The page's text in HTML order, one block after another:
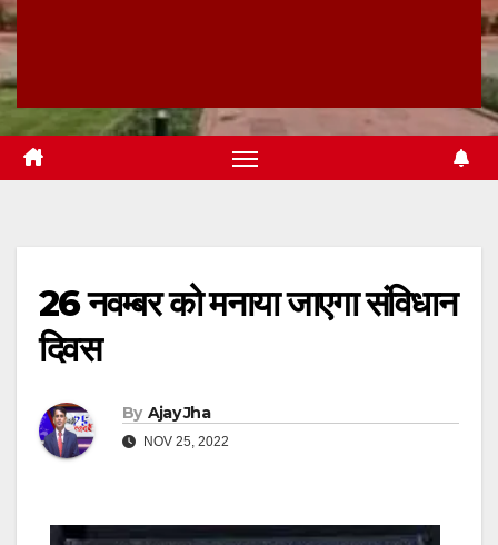
26 नवम्बर को मनाया जाएगा संविधान
दिवस
By Ajay Jha
NOV 25, 2022